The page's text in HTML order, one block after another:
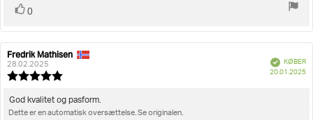
Stem
0
Forfatter
af
bedømmelsen:
Fredrik Mathisen
28.02.2025
ud
Verificeret
KØBER
20.01.2025
Tekst
til
God kvalitet og pasform.
Dette er en automatisk oversættelse. Se originalen.